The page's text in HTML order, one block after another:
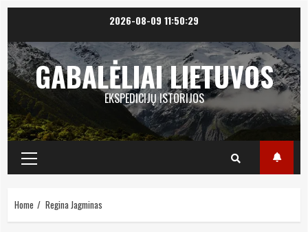
content
2026-08-09 11:50:29
GABALĖLIAI LIETUVOS
EKSPEDICIJŲ ISTORIJOS
Primary
Menu
Home Regina Jagminas